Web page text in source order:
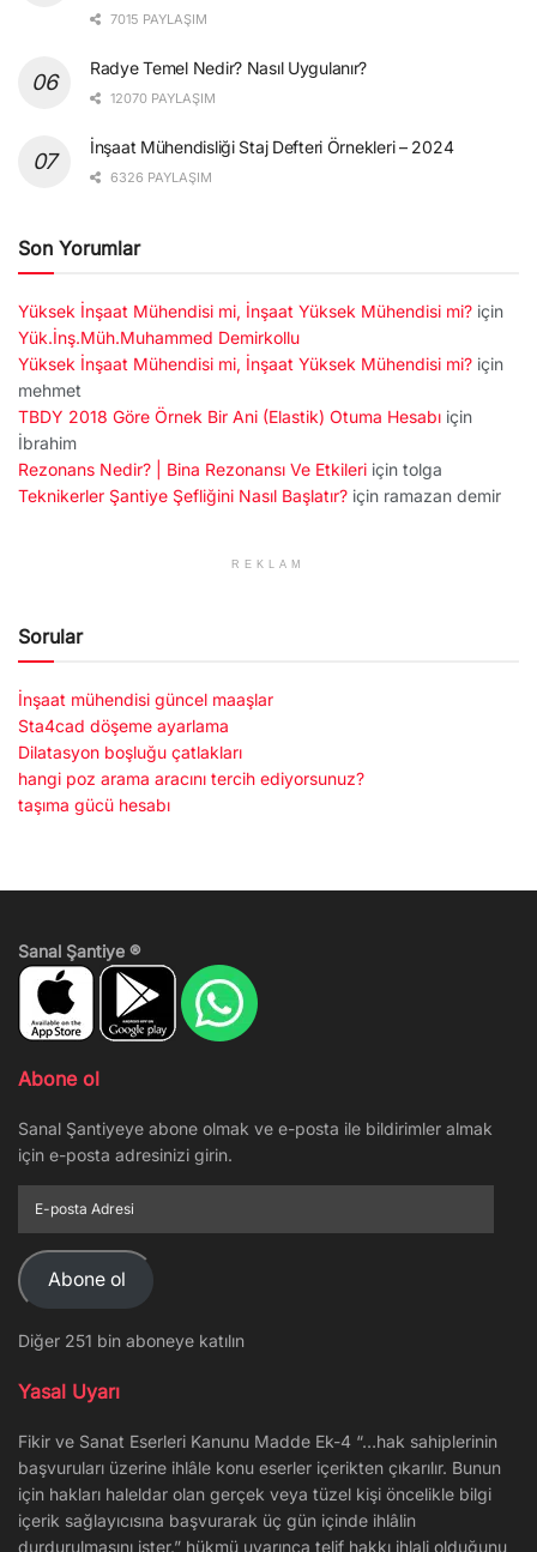
7015 PAYLAŞIM
Radye Temel Nedir? Nasıl Uygulanır?
12070 PAYLAŞIM
İnşaat Mühendisliği Staj Defteri Örnekleri – 2024
6326 PAYLAŞIM
Son Yorumlar
Yüksek İnşaat Mühendisi mi, İnşaat Yüksek Mühendisi mi? için
Yük.İnş.Müh.Muhammed Demirkollu
Yüksek İnşaat Mühendisi mi, İnşaat Yüksek Mühendisi mi? için
mehmet
TBDY 2018 Göre Örnek Bir Ani (Elastik) Otuma Hesabı için
İbrahim
Rezonans Nedir? | Bina Rezonansı Ve Etkileri için tolga
Teknikerler Şantiye Şefliğini Nasıl Başlatır? için ramazan demir
REKLAM
Sorular
İnşaat mühendisi güncel maaşlar
Sta4cad döşeme ayarlama
Dilatasyon boşluğu çatlakları
hangi poz arama aracını tercih ediyorsunuz?
taşıma gücü hesabı
Sanal Şantiye ®
Abone ol
Sanal Şantiyeye abone olmak ve e-posta ile bildirimler almak
için e-posta adresinizi girin.
posta
Adresi
Abone ol
Diğer 251 bin aboneye katılın
Yasal Uyarı
Fikir ve Sanat Eserleri Kanunu Madde Ek-4 “…hak sahiplerinin
başvuruları üzerine ihlâle konu eserler içerikten çıkarılır. Bunun
için hakları haleldar olan gerçek veya tüzel kişi öncelikle bilgi
içerik sağlayıcısına başvurarak üç gün içinde ihlâlin
durdurulmasını ister.” hükmü uyarınca telif hakkı ihlali olduğunu